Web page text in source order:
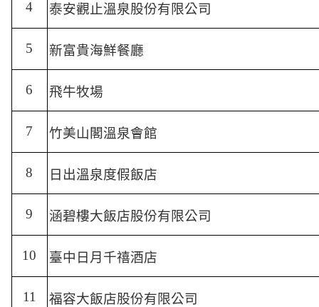
4 泰安觀止溫泉股份有限公司
5 新富貴海鮮餐廳
6 飛牛牧場
7 竹美山閣溫泉會館
8 日出溫泉度假飯店
9 涵碧樓大飯店股份有限公司
10 臺中日月千禧酒店
11 福容大飯店股份有限公司